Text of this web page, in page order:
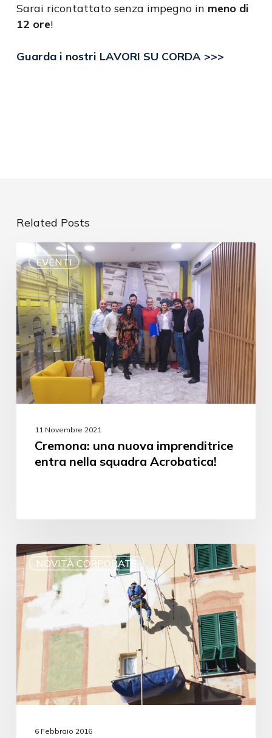
Sarai ricontattato senza impegno in meno di
12 ore!
Guarda i nostri LAVORI SU CORDA >>>
Related Posts
EVENTI
11 Novembre 2021
Cremona: una nuova imprenditrice
entra nella squadra Acrobatica!
NOVITÀ CORPORATE
6 Febbraio 2016